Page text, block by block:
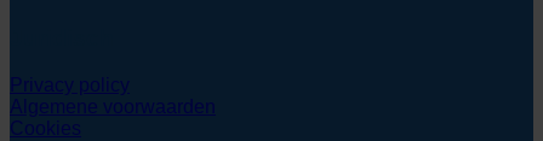
Privacy policy
Algemene voorwaarden
Cookies